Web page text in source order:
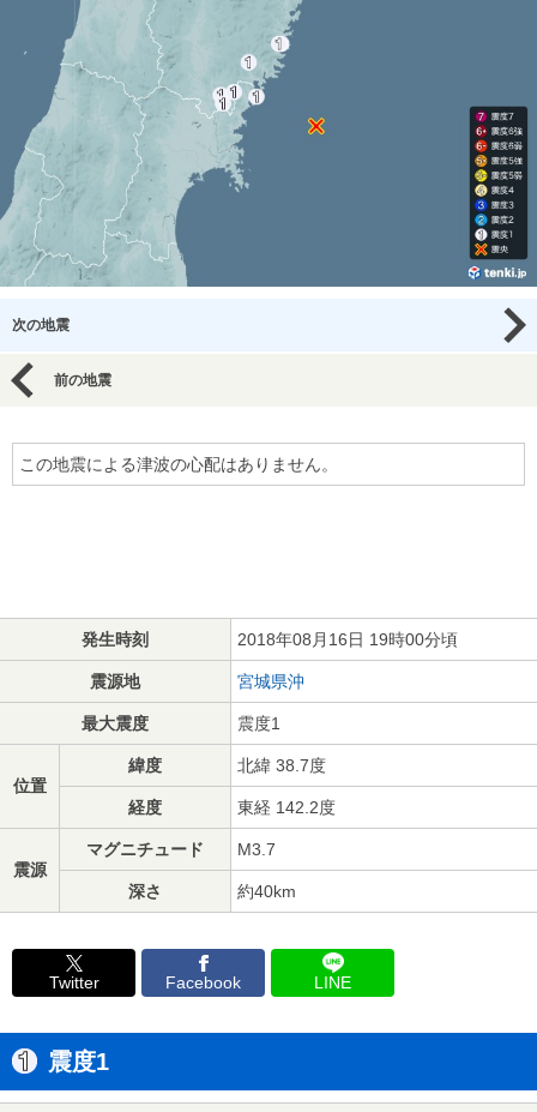
次の地震
前の地震
この地震による津波の心配はありません。
発生時刻 2018年08月16日 19時00分頃
震源地 宮城県沖
最大震度 震度1
位置
緯度 北緯 38.7度
経度 東経 142.2度
震源
マグニチュード M3.7
深さ 約40km
Twitter Facebook LINE
震度1